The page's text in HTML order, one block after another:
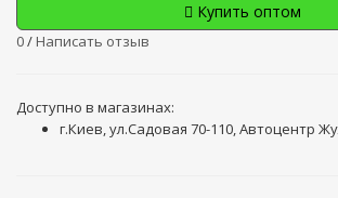
Купить оптом
0/ Написать отзыв
Доступно в магазинах:
г.Киев, ул.Садовая 70-110, Автоцентр